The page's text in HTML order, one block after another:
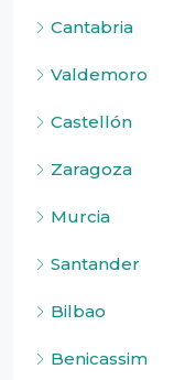
Cantabria
Valdemoro
Castellón
Zaragoza
Murcia
Santander
Bilbao
Benicassim